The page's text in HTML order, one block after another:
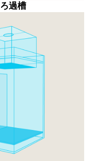
ろ過槽